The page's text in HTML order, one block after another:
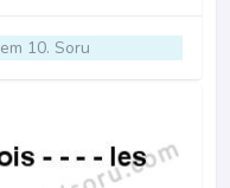
10. Soru